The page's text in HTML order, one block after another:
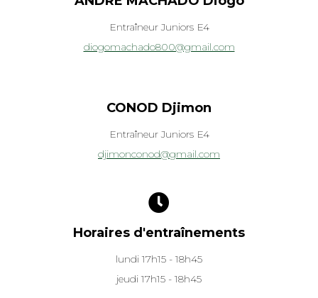
Entraîneur Juniors E4
diogomachado800@gmail.com
CONOD Djimon
Entraîneur Juniors E4
djimonconod@gmail.com
Horaires d'entraînements
lundi 17h15 - 18h45
jeudi 17h15 - 18h45